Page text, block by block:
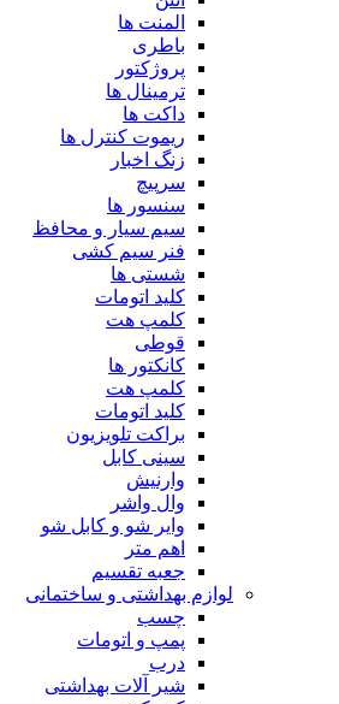
المنت ها
باطری
پروژکتور
ترمینال ها
داکت ها
ریموت کنترل ها
زنگ اخبار
سرپیچ
سنسور ها
سیم سیار و محافظ
فنر سیم کشی
شستی ها
کلید اتومات
کلمپ هت
قوطی
کانکتور ها
کلمپ هت
کلید اتومات
براکت تلویزیون
سینی کابل
وارنیش
وال واشر
وایر شو و کابل شو
اهم متر
جعبه تقسیم
لوازم بهداشتی و ساختمانی
چسب
پمپ و اتومات
درب
شیر آلات بهداشتی